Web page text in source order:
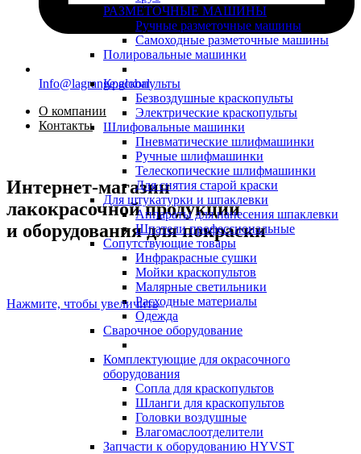
Info@lagrange.global
О компании
Контакты
Интернет-магазин
лакокрасочной продукции
и оборудования для покраски
РАЗМЕТОЧНЫЕ МАШИНЫ
Ручные разметочные машины
Самоходные разметочные машины
Полировальные машинки
Краскопульты
Безвоздушные краскопульты
Электрические краскопульты
Шлифовальные машинки
Пневматические шлифмашинки
Ручные шлифмашинки
Телескопические шлифмашинки
Для снятия старой краски
Для штукатурки и шпаклевки
Аппараты для нанесения шпаклевки
Шпатели профессиональные
Сопутствующие товары
Инфракрасные сушки
Мойки краскопультов
Малярные светильники
Расходные материалы
Одежда
Сварочное оборудование
Комплектующие для окрасочного
оборудования
Сопла для краскопультов
Шланги для краскопультов
Головки воздушные
Влагомаслоотделители
Запчасти к оборудованию HYVST
Нажмите, чтобы увеличить